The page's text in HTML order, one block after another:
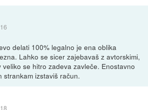
delati 100% legalno je ena oblika
Lahko se sicer zajebavaš z avtorskimi,
se hitro zadeva zavleče. Enostavno
strankam izstaviš račun.